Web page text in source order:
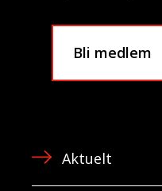
Bli medlem
Aktuelt